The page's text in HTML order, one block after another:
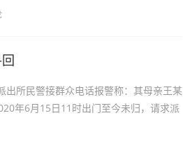
所民警接群众电话报警称：其母亲王某
年6月15日11时出门至今未归，请求派